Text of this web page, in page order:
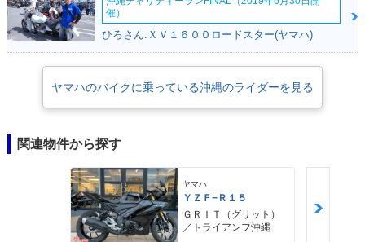
催）
ひろさん:ＸＶ１６００ロードスター(ヤマハ)
ヤマハのバイクに乗っている沖縄のライダーを見る
関連物件から探す
ヤマハ
ＹＺＦ−Ｒ１５
ＧＲＩＴ（グリット）
／トライアンフ沖縄